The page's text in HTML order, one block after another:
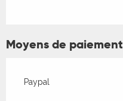
Moyens de paiement
Paypal